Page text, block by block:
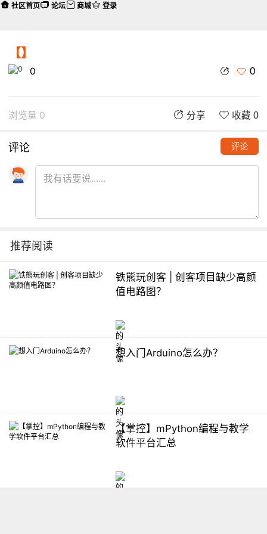
【】
0 0
浏览量 0 分享 收藏 0
评论 评论
推荐阅读
铁熊玩创客 | 创客项目缺少高颜
值电路图？
想入门Arduino怎么办？
【掌控】mPython编程与教学
软件平台汇总
社区首页 论坛 商城 登录